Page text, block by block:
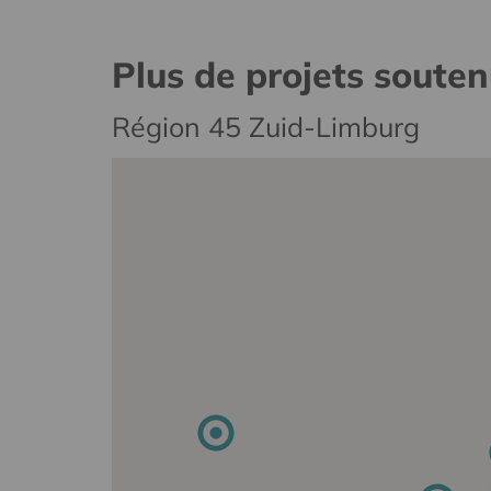
Plus de projets
Région 45 Zuid-Limburg